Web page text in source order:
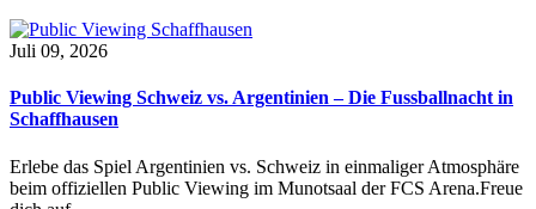
Juli 09, 2026
Public Viewing Schweiz vs. Argentinien – Die Fussballnacht in
Schaffhausen
Erlebe das Spiel Argentinien vs. Schweiz in einmaliger Atmosphäre
beim offiziellen Public Viewing im Munotsaal der FCS Arena.Freue